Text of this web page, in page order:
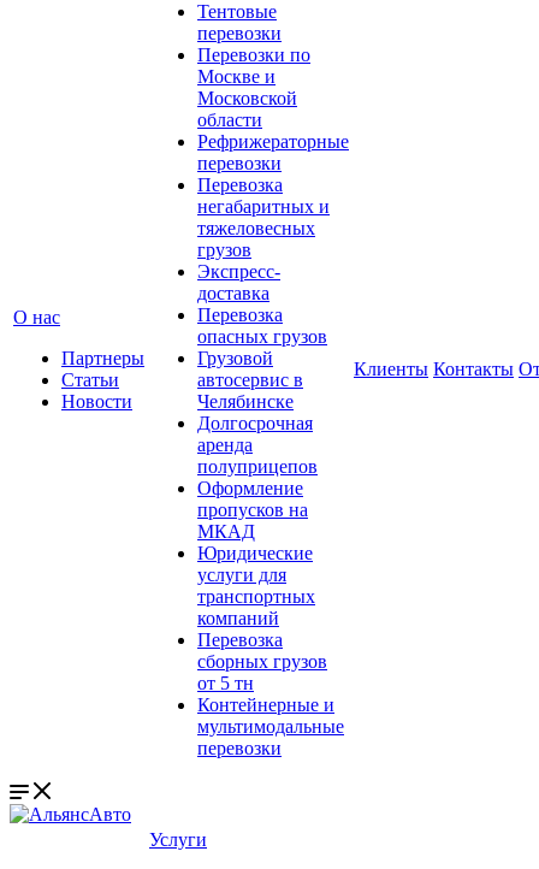
О нас
Партнеры
Статьи
Новости
Тентовые
перевозки
Перевозки по
Москве и
Московской
области
Рефрижераторные
перевозки
Перевозка
негабаритных и
тяжеловесных
грузов
Экспресс-
доставка
Перевозка
опасных грузов
Грузовой
автосервис в
Челябинске
Долгосрочная
аренда
полуприцепов
Оформление
пропусков на
МКАД
Юридические
услуги для
транспортных
компаний
Перевозка
сборных грузов
от 5 тн
Контейнерные и
мультимодальные
перевозки
Клиенты Контакты
Услуги